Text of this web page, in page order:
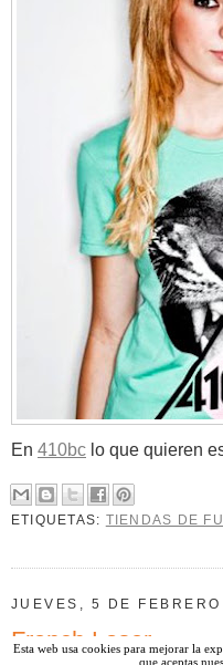
En 410bc lo que quieren
ETIQUETAS: TIENDAS DE
JUEVES, 5 DE
French Loser
Esta web usa cookies para mejorar la
que aceptas